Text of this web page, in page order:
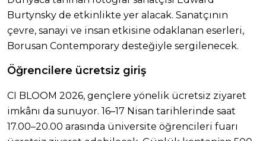
Burtynsky de etkinlikte yer alacak. Sanatçının
çevre, sanayi ve insan etkisine odaklanan eserleri,
Borusan Contemporary desteğiyle sergilenecek.
Öğrencilere ücretsiz giriş
CI BLOOM 2026, gençlere yönelik ücretsiz ziyaret
imkânı da sunuyor. 16–17 Nisan tarihlerinde saat
17.00–20.00 arasında üniversite öğrencileri fuarı